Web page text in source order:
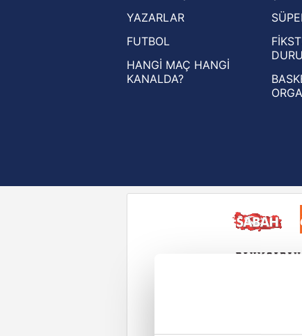
Reddet
UEFA Avrupa Ligi haberleri
UEFA Konferans Ligi haberleri
YAZARLAR
FUTBOL
HANGİ MAÇ HANGİ
KANALDA?